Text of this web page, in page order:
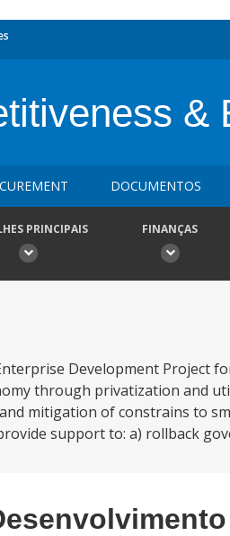
&
DOCUMENTOS
PRINCIPAIS FINANÇAS
Development Project
through privatization and
mitigation of constrains to
support to: a) rollback